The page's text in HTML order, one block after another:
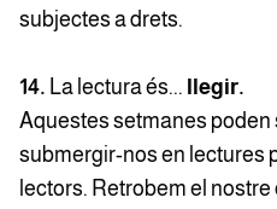
subjectes a drets.
14. La lectura és...
llegir.
Aquestes setmanes poden
submergir-nos en lectures
lectors. Retrobem el